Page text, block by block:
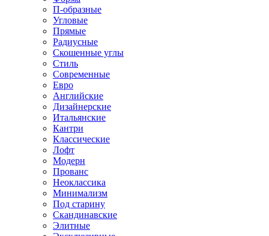
П-образные
Угловые
Прямые
Радиусные
Скошенные углы
Стиль
Современные
Евро
Английские
Дизайнерские
Итальянские
Кантри
Классические
Лофт
Модерн
Прованс
Неоклассика
Минимализм
Под старину
Скандинавские
Элитные